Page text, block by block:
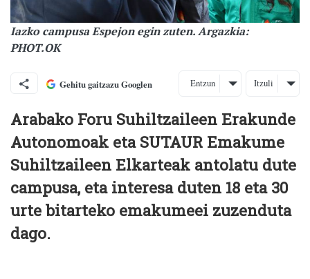
Iazko campusa Espejon egin zuten. Argazkia:
PHOT.OK
Gehitu gaitzazu Googlen Entzun Itzuli
Arabako Foru Suhiltzaileen Erakunde
Autonomoak eta SUTAUR Emakume
Suhiltzaileen Elkarteak antolatu dute
campusa, eta interesa duten 18 eta 30
urte bitarteko emakumeei zuzenduta
dago.